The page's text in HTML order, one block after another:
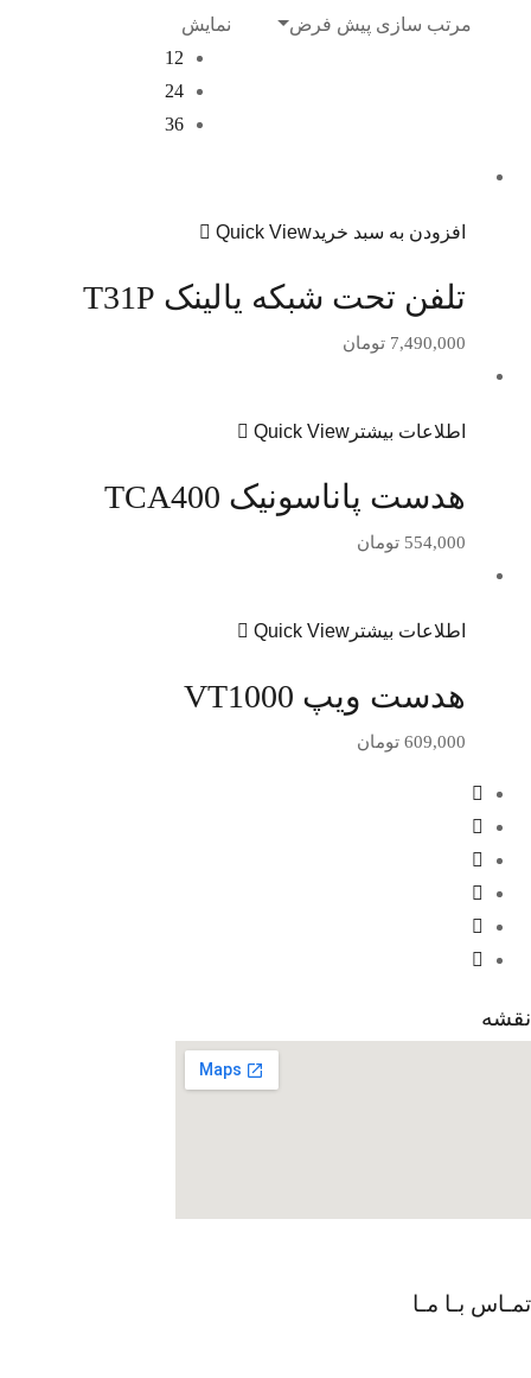
مرتب سازی پیش فرض
نمایش
12
24
36
افزودن به سبد خریدQuick View
تلفن تحت شبکه یالینک T31P
7,490,000 تومان
اطلاعات بیشتر Quick View
هدست پاناسونیک TCA400
554,000 تومان
اطلاعات بیشتر Quick View
هدست ویپ VT1000
609,000 تومان
نقشه
تمـاس بـا مـا